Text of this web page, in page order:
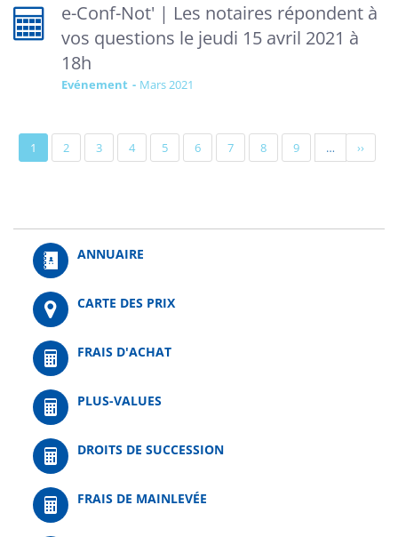
e-Conf-Not' | Les notaires répondent à
vos questions le jeudi 15 avril 2021 à
18h
Evénement mars 2021
Pagination
Page
actuelle
1 Page
2 Page
3 Page
4 Page
5 Page
6 Page
7 Page
8 Page
9 …
Page
››
ANNUAIRE
CARTE DES PRIX
FRAIS D'ACHAT
PLUS-VALUES
DROITS DE SUCCESSION
FRAIS DE MAINLEVÉE